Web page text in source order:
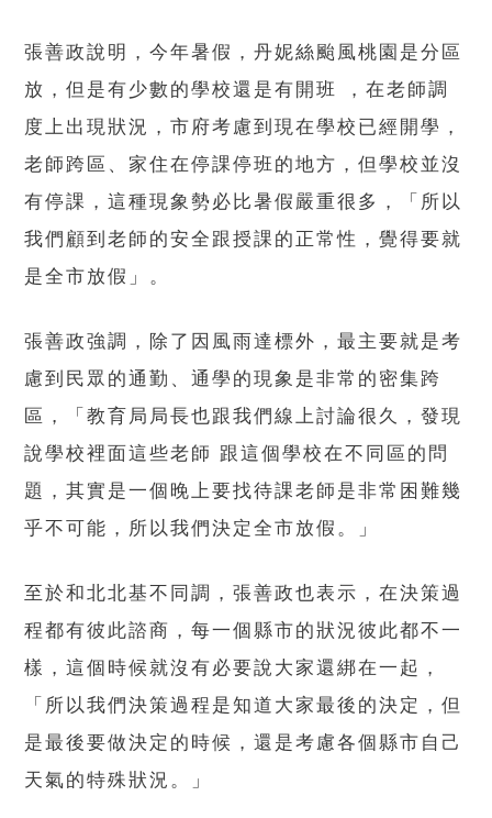
張善政說明，今年暑假，丹妮絲颱風桃園是分區
放，但是有少數的學校還是有開班 ，在老師調
度上出現狀況，市府考慮到現在學校已經開學，
老師跨區、家住在停課停班的地方，但學校並沒
有停課，這種現象勢必比暑假嚴重很多，「所以
我們顧到老師的安全跟授課的正常性，覺得要就
是全市放假」。
張善政強調，除了因風雨達標外，最主要就是考
慮到民眾的通勤、通學的現象是非常的密集跨
區，「教育局局長也跟我們線上討論很久，發現
說學校裡面這些老師 跟這個學校在不同區的問
題，其實是一個晚上要找待課老師是非常困難幾
乎不可能，所以我們決定全市放假。」
至於和北北基不同調，張善政也表示，在決策過
程都有彼此諮商，每一個縣市的狀況彼此都不一
樣，這個時候就沒有必要說大家還綁在一起，
「所以我們決策過程是知道大家最後的決定，但
是最後要做決定的時候，還是考慮各個縣市自己
天氣的特殊狀況。」